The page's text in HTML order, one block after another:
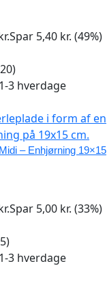
Spar 5,40 kr. (49%)
3 hverdage
– Enhjørning 19×15
Spar 5,00 kr. (33%)
3 hverdage